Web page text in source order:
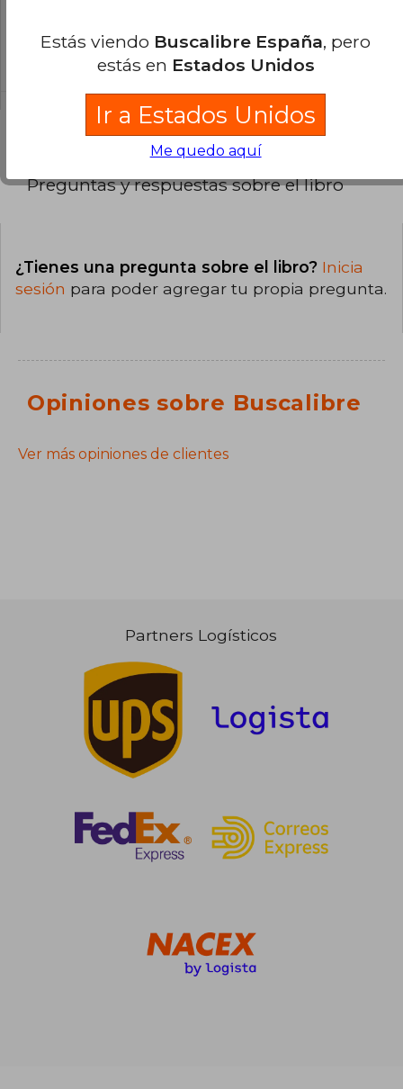
La encuadernación de esta edición es Tapa
Preguntas y respuestas sobre el libro
¿Tienes una pregunta sobre el libro? Inicia
sesión para poder agregar tu propia pregunta.
Opiniones sobre Buscalibre
Ver más opiniones de clientes
Partners Logísticos
Estás viendo Buscalibre España, pero
estás en Estados Unidos
Ir a Estados Unidos
Me quedo aquí